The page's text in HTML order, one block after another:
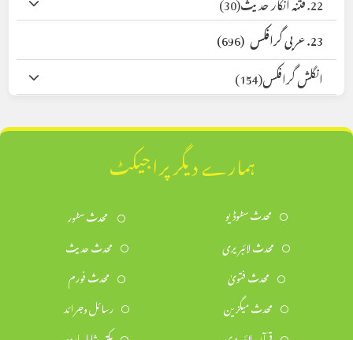
23. عربی گرافکس
(696)
انگلش گرافکس(154)
ہمارے دیگر پراجیکٹ
محدث سٹوڈیو
محدث سٹور
محدث لائبریری
محدث حدیث
محدث فتویٰ
محدث فورم
محدث میگزین
رسائل وجرائد